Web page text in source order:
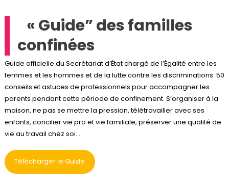
« Guide” des familles
confinées
Guide officielle du Secrétariat d’État chargé de l’Égalité entre les
femmes et les hommes et de la lutte contre les discriminations: 50
conseils et astuces de professionnels pour accompagner les
parents pendant cette période de confinement. S’organiser à la
maison, ne pas se mettre la pression, télétravailler avec ses
enfants, concilier vie pro et vie familiale, préserver une qualité de
vie au travail chez soi…
Télécharger le Guide